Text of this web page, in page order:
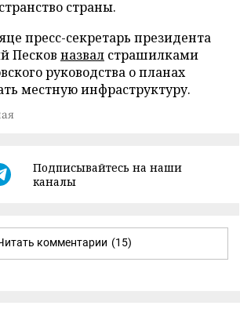
страны.
пресс-секретарь президента
Песков назвал страшилками
руководства о планах
местную инфраструктуру.
Подписывайтесь на наши
каналы
комментарии (15)